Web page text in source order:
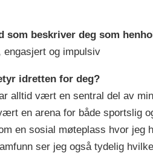
som beskriver deg som
engasjert og impulsiv
idretten for deg?
alltid vært en sentral del av
en arena for både sportslig
en sosial møteplass hvor jeg
ser jeg også tydelig